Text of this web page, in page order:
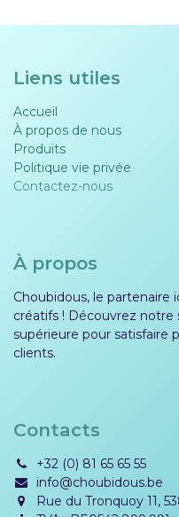
Liens utiles
Accueil
À propos de nous
Produits
Politique vie privée​​
Contactez-nous
À propos
Choubidous, le partenaire
créatifs ! Découvrez
supérieure pour satisfaire
clients.
Contacts
+32 (0) 81 65 65 55
info@choubidous.be
Rue du Tronquoy 11,